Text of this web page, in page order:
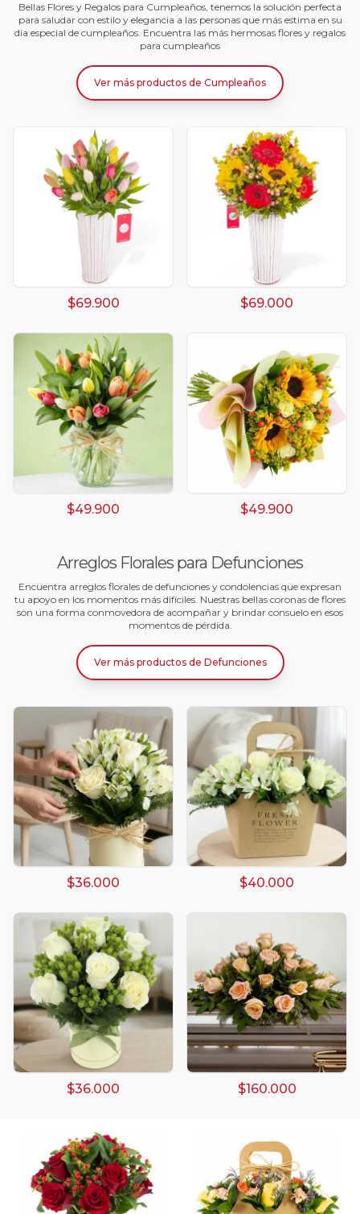
Bellas Flores y Regalos para Cumpleaños, tenemos la solución perfecta
para saludar con estilo y elegancia a las personas que más estima en su
día especial de cumpleaños. Encuentra las más hermosas flores y regalos
para cumpleaños
Ver más productos de Cumpleaños
$69.900 $69.000
$49.900 $49.900
Arreglos Florales para Defunciones
Encuentra arreglos florales de defunciones y condolencias que expresan
tu apoyo en los momentos más difíciles. Nuestras bellas coronas de flores
son una forma conmovedora de acompañar y brindar consuelo en esos
momentos de pérdida.
Ver más productos de Defunciones
$36.000 $40.000
$36.000 $160.000
Arreglos damasco
Arreglos de Globos
Arreglos Florales
Arreglos florales amarillos
Arreglos florales de color rojo
Arreglos Florales en Florero
Arreglos florales en tono blanco